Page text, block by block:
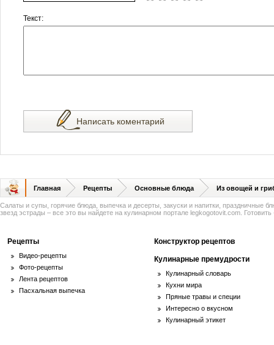
Текст:
Написать коментарий
Главная Рецепты Основные блюда Из овощей и
Салаты и супы, горячие блюда, выпечка и десерты, закуски и напитки, праздничные
звезд эстрады – все это вы найдете на кулинарном портале legkogotovit.com. Готовить
Рецепты
Видео-рецепты
Фото-рецепты
Лента рецептов
Пасхальная выпечка
Конструктор рецептов
Кулинарные премудрости
Кулинарный словарь
Кухни мира
Пряные травы и специи
Интересно о вкусном
Кулинарный этикет